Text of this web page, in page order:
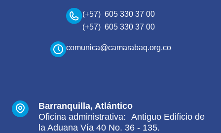
(+57) 605 330 37 00
(+57) 605 330 37 00
comunica@camarabaq.org.co
Barranquilla, Atlántico
Oficina administrativa: Antiguo Edificio de
la Aduana Vía 40 No. 36 - 135.